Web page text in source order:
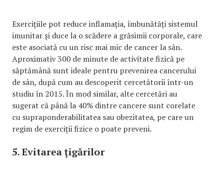
Exercițiile pot reduce inflamația, îmbunătăți sistemul
imunitar și duce la o scădere a grăsimii corporale, care
este asociată cu un risc mai mic de cancer la sân.
Aproximativ 300 de minute de activitate fizică pe
săptămână sunt ideale pentru prevenirea cancerului
de sân, după cum au descoperit cercetătorii într-un
studiu în 2015. În mod similar, alte cercetări au
sugerat că până la 40% dintre cancere sunt corelate
cu supraponderabilitatea sau obezitatea, pe care un
regim de exerciții fizice o poate preveni.
5. Evitarea țigărilor